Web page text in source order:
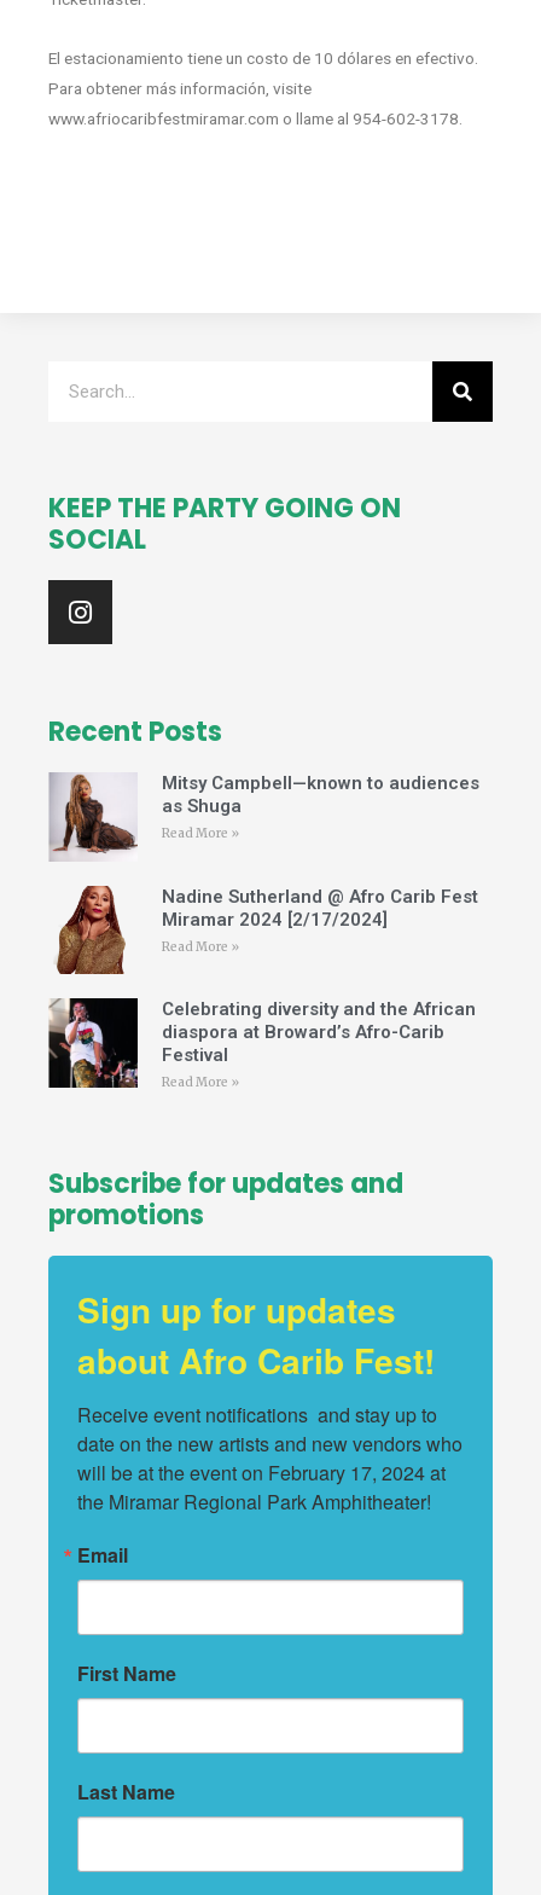
El estacionamiento tiene un costo de 10 dólares en efectivo.
Para obtener más información, visite
www.afriocaribfestmiramar.com o llame al 954-602-3178.
KEEP THE PARTY GOING ON
SOCIAL
I
n
s
g
a
m
Recent Posts
Mitsy Campbell—known to audiences
as Shuga
Read More »
Nadine Sutherland @ Afro Carib Fest
Miramar 2024 [2/17/2024]
Read More »
Celebrating diversity and the African
diaspora at Broward’s Afro-Carib
Festival
Read More »
Subscribe for updates and
promotions
Sign up for updates
about Afro Carib Fest!
Receive event notifications  and stay up to
date on the new artists and new vendors who
will be at the event on February 17, 2024 at
the Miramar Regional Park Amphitheater!
Email
First Name
Last Name